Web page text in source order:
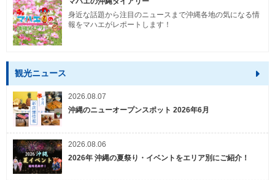
身近な話題から注目のニュースまで沖縄各地の気になる情
報をマハエがレポートします！
観光ニュース
2026.08.07
沖縄のニューオープンスポット 2026年6月
2026.08.06
2026年 沖縄の夏祭り・イベントをエリア別にご紹介！